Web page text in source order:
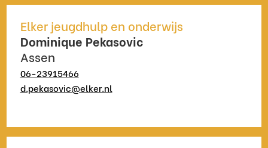
Elker jeugdhulp en onderwijs
Dominique Pekasovic
Assen
06-23915466
d.pekasovic@elker.nl